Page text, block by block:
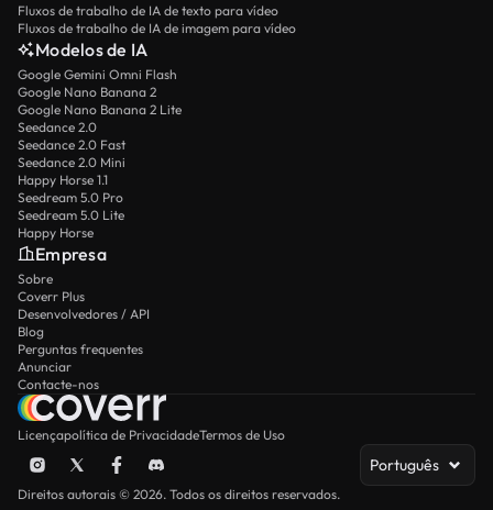
Fluxos de trabalho de IA de texto para vídeo
Fluxos de trabalho de IA de imagem para vídeo
Modelos de IA
Google Gemini Omni Flash
Google Nano Banana 2
Google Nano Banana 2 Lite
Seedance 2.0
Seedance 2.0 Fast
Seedance 2.0 Mini
Happy Horse 1.1
Seedream 5.0 Pro
Seedream 5.0 Lite
Happy Horse
Empresa
Sobre
Coverr Plus
Desenvolvedores / API
Blog
Perguntas frequentes
Anunciar
Contacte-nos
Licençapolítica de PrivacidadeTermos de Uso
Português
Direitos autorais © 2026. Todos os direitos reservados.